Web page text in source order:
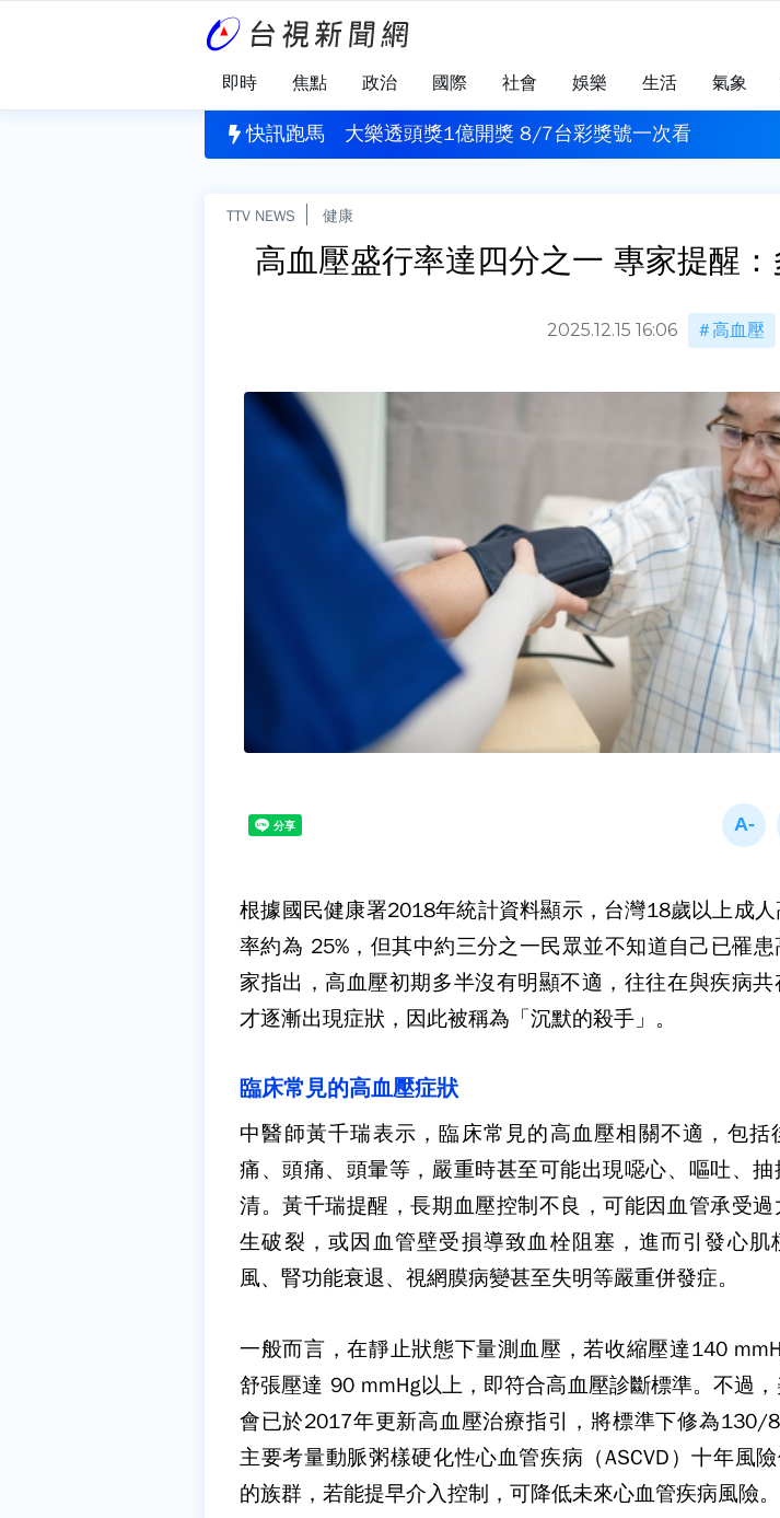
即時 焦點 政治 國際 社會 娛樂 生活 氣象
快訊跑馬
揪出健康警訊！每4人就有1人需關懷 大樂透頭獎1億開獎 8/7台彩獎號一次看
TTV NEWS 健康
高血壓盛行率達四分之一 專家提醒
2025.12.15 16:06 高血壓
根據國民健康署2018年統計資料顯示，台灣18歲以上成
率約為 25%，但其中約三分之一民眾並不知道自己已罹
家指出，高血壓初期多半沒有明顯不適，往往在與疾病共
才逐漸出現症狀，因此被稱為「沉默的殺手」。
臨床常見的高血壓症狀
中醫師黃千瑞表示，臨床常見的高血壓相關不適，包括
痛、頭痛、頭暈等，嚴重時甚至可能出現噁心、嘔吐、抽
清。黃千瑞提醒，長期血壓控制不良，可能因血管承受過
生破裂，或因血管壁受損導致血栓阻塞，進而引發心肌
風、腎功能衰退、視網膜病變甚至失明等嚴重併發症。
一般而言，在靜止狀態下量測血壓，若收縮壓達140
舒張壓達 90 mmHg以上，即符合高血壓診斷標準。不過
會已於2017年更新高血壓治療指引，將標準下修為130/
主要考量動脈粥樣硬化性心血管疾病（ASCVD ）十年風
的族群，若能提早介入控制，可降低未來心血管疾病風險。